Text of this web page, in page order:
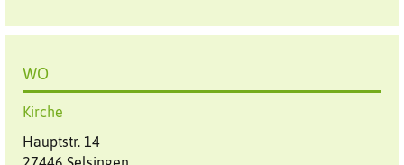
WO
Kirche
Hauptstr. 14